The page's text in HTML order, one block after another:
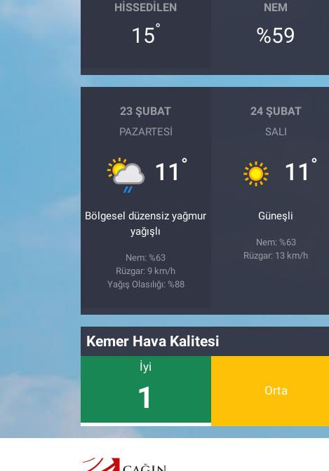
HISSEDILEN
15°
NEM
%59
23 ŞUBAT
PAZARTESI
11 °
Bölgesel düzensiz yağmur
yağışlı
Nem: %63
Rüzgar: 9 km/h
Yağış Olasılığı: %88
24 ŞUBAT
SALI
11 °
Güneşli
Nem: %63
Rüzgar: 13 km/h
Kemer Hava Kalitesi
İyi
1 Orta